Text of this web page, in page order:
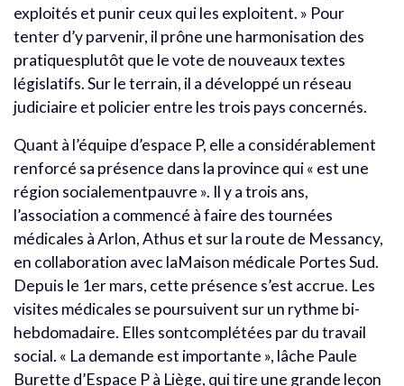
exploités et punir ceux qui les exploitent. » Pour
tenter d’y parvenir, il prône une harmonisation des
pratiquesplutôt que le vote de nouveaux textes
législatifs. Sur le terrain, il a développé un réseau
judiciaire et policier entre les trois pays concernés.
Quant à l’équipe d’espace P, elle a considérablement
renforcé sa présence dans la province qui « est une
région socialementpauvre ». Il y a trois ans,
l’association a commencé à faire des tournées
médicales à Arlon, Athus et sur la route de Messancy,
en collaboration avec laMaison médicale Portes Sud.
Depuis le 1er mars, cette présence s’est accrue. Les
visites médicales se poursuivent sur un rythme bi-
hebdomadaire. Elles sontcomplétées par du travail
social. « La demande est importante », lâche Paule
Burette d’Espace P à Liège, qui tire une grande leçon